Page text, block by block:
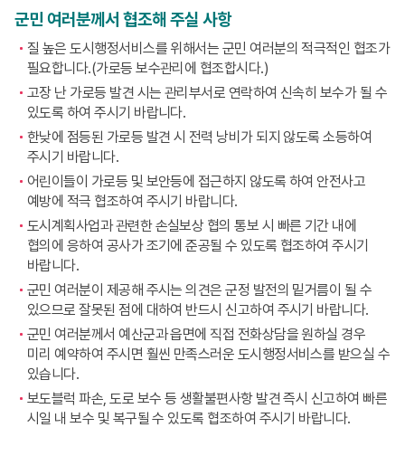
군민 여러분께서 협조해 주실 사항
질 높은 도시행정서비스를 위해서는 군민 여러분의 적극적인 협조가
필요합니다.(가로등 보수관리에 협조합시다.)
고장 난 가로등 발견 시는 관리부서로 연락하여 신속히 보수가 될 수
있도록 하여 주시기 바랍니다.
한낮에 점등된 가로등 발견 시 전력 낭비가 되지 않도록 소등하여
주시기 바랍니다.
어린이들이 가로등 및 보안등에 접근하지 않도록 하여 안전사고
예방에 적극 협조하여 주시기 바랍니다.
도시계획사업과 관련한 손실보상 협의 통보 시 빠른 기간 내에
협의에 응하여 공사가 조기에 준공될 수 있도록 협조하여 주시기
바랍니다.
군민 여러분이 제공해 주시는 의견은 군정 발전의 밑거름이 될 수
있으므로 잘못된 점에 대하여 반드시 신고하여 주시기 바랍니다.
군민 여러분께서 예산군과 읍면에 직접 전화상담을 원하실 경우
미리 예약하여 주시면 훨씬 만족스러운 도시행정서비스를 받으실 수
있습니다.
보도블럭 파손, 도로 보수 등 생활불편사항 발견 즉시 신고하여 빠른
시일 내 보수 및 복구될 수 있도록 협조하여 주시기 바랍니다.